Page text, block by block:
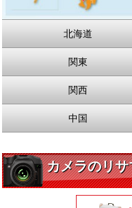
北海道
関東
関西
中国